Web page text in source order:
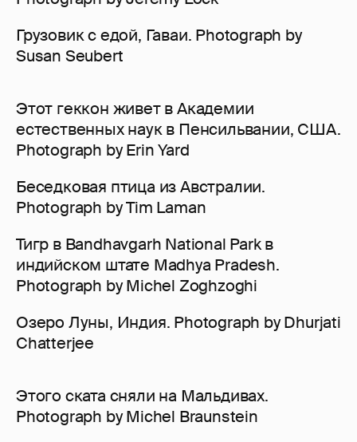
Грузовик с едой, Гаваи. Photograph by
Susan Seubert
Этот геккон живет в Академии
естественных наук в Пенсильвании, США.
Photograph by Erin Yard
Беседковая птица из Австралии.
Photograph by Tim Laman
Тигр в Bandhavgarh National Park в
индийском штате Madhya Pradesh.
Photograph by Michel Zoghzoghi
Озеро Луны, Индия. Photograph by Dhurjati
Chatterjee
Этого ската сняли на Мальдивах.
Photograph by Michel Braunstein